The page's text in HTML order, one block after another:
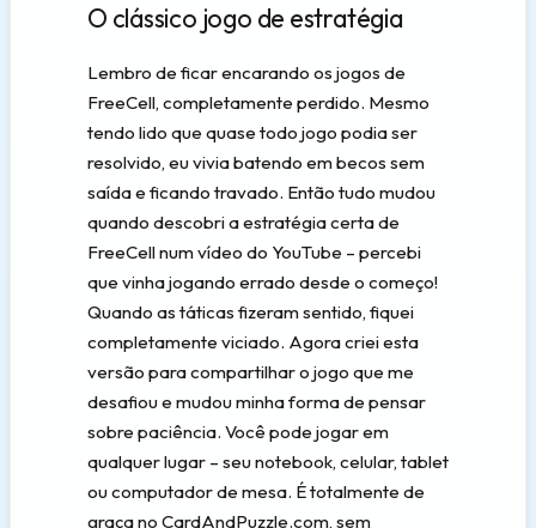
O clássico jogo de estratégia
Lembro de ficar encarando os jogos de
FreeCell, completamente perdido. Mesmo
tendo lido que quase todo jogo podia ser
resolvido, eu vivia batendo em becos sem
saída e ficando travado. Então tudo mudou
quando descobri a estratégia certa de
FreeCell num vídeo do YouTube – percebi
que vinha jogando errado desde o começo!
Quando as táticas fizeram sentido, fiquei
completamente viciado. Agora criei esta
versão para compartilhar o jogo que me
desafiou e mudou minha forma de pensar
sobre paciência. Você pode jogar em
qualquer lugar – seu notebook, celular, tablet
ou computador de mesa. É totalmente de
graça no CardAndPuzzle.com, sem